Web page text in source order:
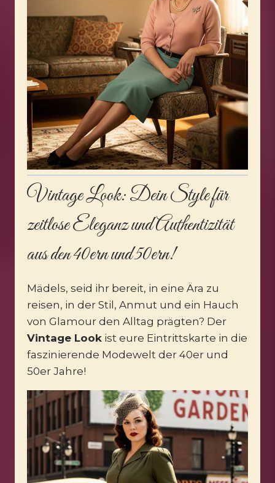
Vintage Look: Dein Style für
zeitlose Eleganz und Authentizität
aus den 40ern und 50ern!
Mädels, seid ihr bereit, in eine Ära zu
reisen, in der Stil, Anmut und ein Hauch
von Glamour den Alltag prägten? Der
Vintage Look ist eure Eintrittskarte in die
faszinierende Modewelt der 40er und
50er Jahre!